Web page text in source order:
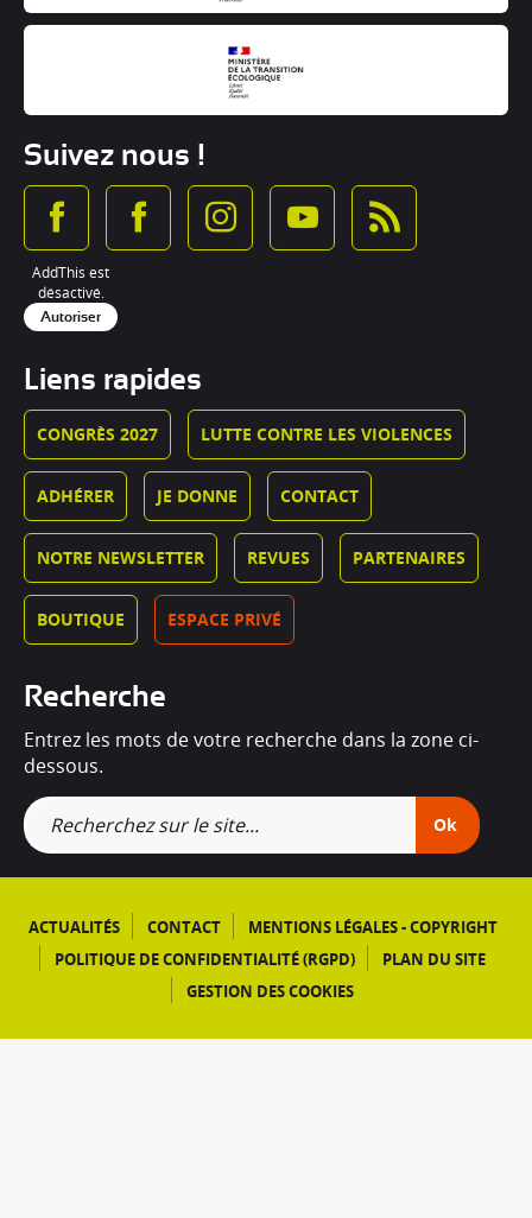
Suivez nous !
AddThis est
désactivé.
Autoriser
Liens rapides
CONGRÈS 2027 LUTTE CONTRE LES VIOLENCES
ADHÉRER JE DONNE CONTACT
NOTRE NEWSLETTER REVUES PARTENAIRES
BOUTIQUE ESPACE PRIVÉ
Recherche
Entrez les mots de votre recherche dans la zone ci-
dessous.
Ok
ACTUALITÉS CONTACT
MENTIONS LÉGALES - COPYRIGHT
POLITIQUE DE CONFIDENTIALITÉ (RGPD)
PLAN DU SITE
GESTION DES COOKIES